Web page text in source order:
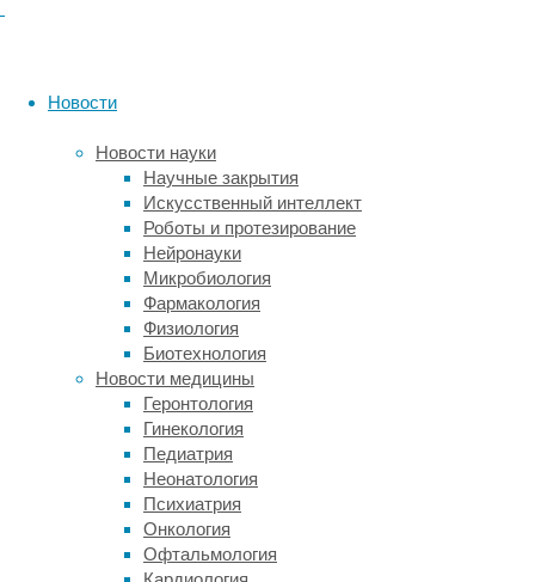
Новости
Новости науки
Научные закрытия
Искусственный интеллект
Роботы и протезирование
Нейронауки
Микробиология
Фармакология
Физиология
Биотехнология
Новости медицины
Геронтология
Гинекология
Педиатрия
Неонатология
Психиатрия
Онкология
Офтальмология
регулируется
параметрами:
вкусом
питательностью.
неизвестно,
однако,
каким
образом
приеме
пищи
происходит
активация
системы